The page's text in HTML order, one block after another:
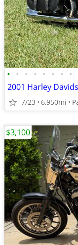
• • • • • • • •
2001 Harley
7/23 6,950mi
$3,100